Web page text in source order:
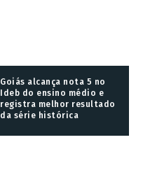
Goiás alcança nota 5 no
Ideb do ensino médio e
registra melhor resultado
da série histórica